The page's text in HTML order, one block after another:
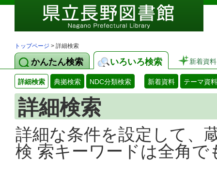
トップページ > 詳細検索
かんたん検索 いろいろ検索 新着資料
詳細検索 典拠検索 NDC分類検索 新着資料 テーマ資料
詳細検索
詳細な条件を設定して、
検 索キーワードは全角